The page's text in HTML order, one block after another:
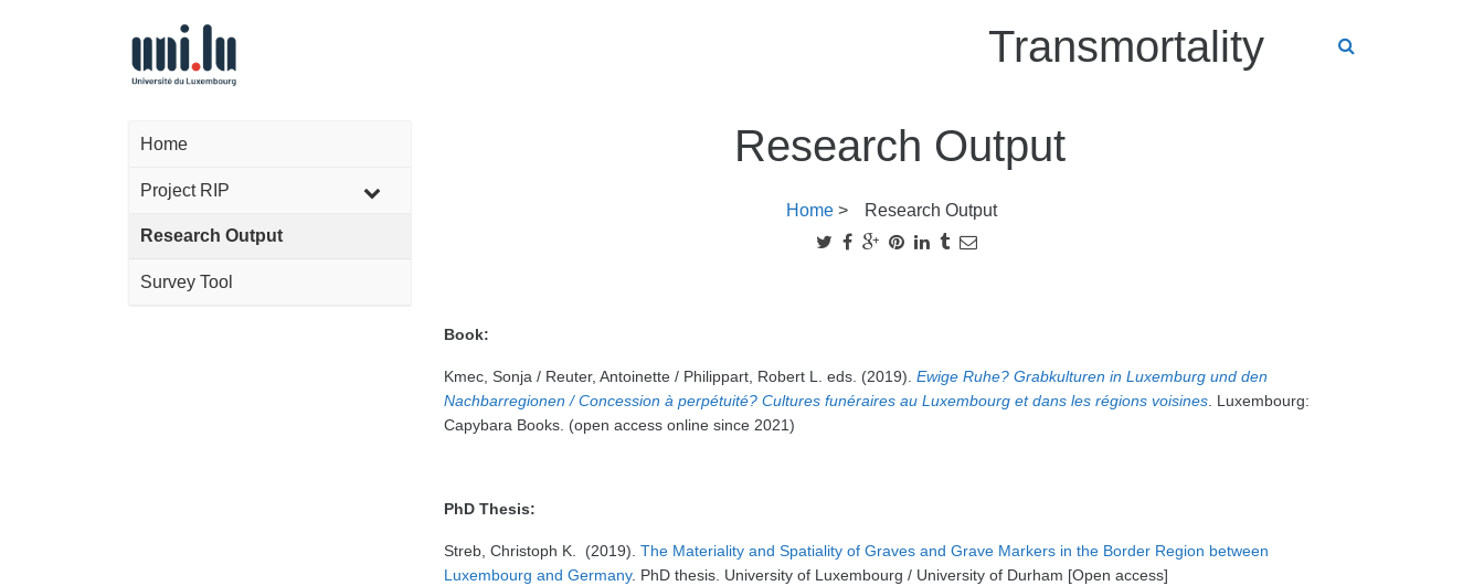
Transmortality
Home
Project RIP
Research Output
Survey Tool
Research Output
Home> Research Output
Book:
Kmec, Sonja / Reuter, Antoinette / Philippart, Robert L. eds. (2019). Ewige Ruhe? Grabkulturen in Luxemburg und den
Nachbarregionen / Concession à perpétuité? Cultures funéraires au Luxembourg et dans les régions voisines . Luxembourg:
Capybara Books. (open access online since 2021)
PhD Thesis:
Streb, Christoph K. (2019). The Materiality and Spatiality of Graves and Grave Markers in the Border Region between
Luxembourg and Germany. PhD thesis. University of Luxembourg / University of Durham [Open access]